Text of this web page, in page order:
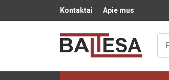
Kontaktai Apie mus